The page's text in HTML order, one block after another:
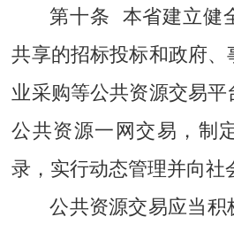
第十条 本省建立健
共享的招标投标和政府
业采购等公共资源交易
公共资源一网交易，制
录，实行动态管理并向社
公共资源交易应当